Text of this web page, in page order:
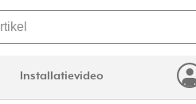
Installatievideo